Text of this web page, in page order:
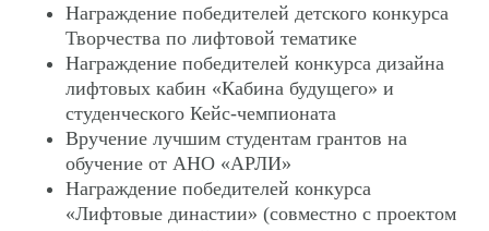
Награждение победителей детского конкурса
Творчества по лифтовой тематике
Награждение победителей конкурса дизайна
лифтовых кабин «Кабина будущего» и
студенческого Кейс-чемпионата
Вручение лучшим студентам грантов на
обучение от АНО «АРЛИ»
Награждение победителей конкурса
«Лифтовые династии» (совместно с проектом